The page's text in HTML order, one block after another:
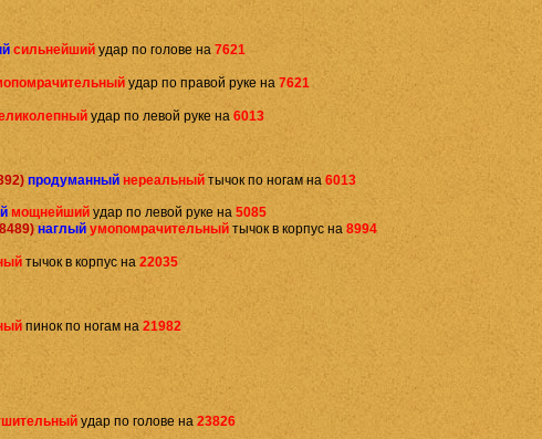
сильнейший удар по голове на 7621
удар по правой руке на 7621
удар по левой руке на 6013
продуманный нереальный тычок по ногам на 6013
мощнейший удар по левой руке на 5085
наглый умопомрачительный тычок в корпус на 8994
тычок в корпус на 22035
пинок по ногам на 21982
удар по голове на 23826